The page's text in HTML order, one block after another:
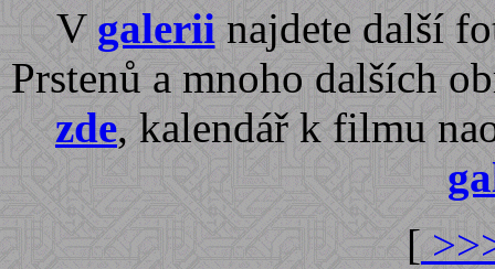
V galeriinajdete další
Prstenů a mnoho dalších
zde, kalendář k filmu
[